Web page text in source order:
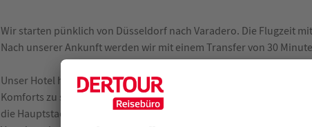
Wir starten pünklich von Düsseldorf nach Varadero. Die Flugzeit
Nach unserer Ankunft werden wir mit einem Transfer von 30
Unser Hotel hat eine tolle Strandlage, wie eigentlich alle Hotels in
Komforts zu sein, sollte man unbedingt immer die höhere
die Hauptstadt der gleichnamigen Provinz, auch als das Athen